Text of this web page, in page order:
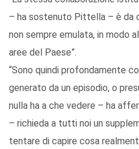
– ha sostenuto Pittella – è da
non sempre emulata, in modo
aree del Paese”.
“Sono quindi profondamente
generato da un episodio, o
nulla ha a che vedere – ha
– richieda a tutti noi un
tentare di capire cosa